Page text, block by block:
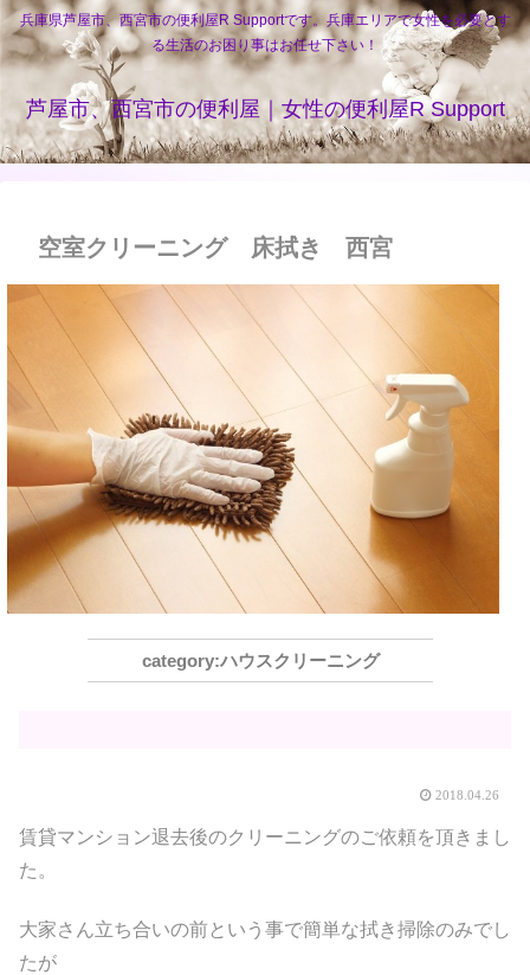
兵庫県芦屋市、西宮市の便利屋R Supportです。兵庫エリアで女性を必要とす
る生活のお困り事はお任せ下さい！
芦屋市、西宮市の便利屋｜女性の便利屋R Support
空室クリーニング 床拭き 西宮
ハウスクリーニング
2018.04.26
賃貸マンション退去後のクリーニングのご依頼を頂きまし
た。
大家さん立ち合いの前という事で簡単な拭き掃除のみでし
たが